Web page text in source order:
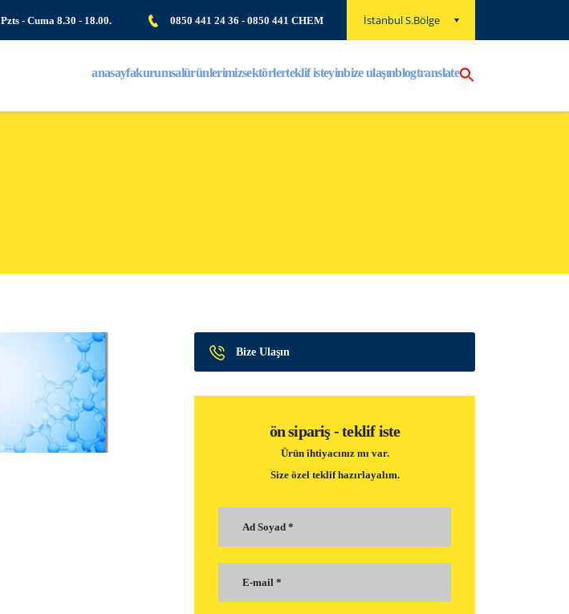
İstanbul S.Bölge
Pzts - Cuma 8.30 - 18.00. 0850 441 24 36 - 0850 441 CHEM
anasayfakurumsalürünlerimizsektörlerteklif isteyinbize ulaşınblogtranslate
Bize Ulaşın
ön sipariş - teklif iste
Ürün ihtiyacınız mı var.
Size özel teklif hazırlayalım.